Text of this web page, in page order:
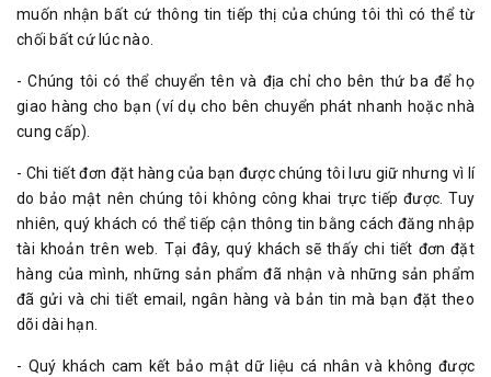
muốn nhận bất cứ thông tin tiếp thị của chúng tôi thì có thể từ
chối bất cứ lúc nào.
- Chúng tôi có thể chuyển tên và địa chỉ cho bên thứ ba để họ
giao hàng cho bạn (ví dụ cho bên chuyển phát nhanh hoặc nhà
cung cấp).
- Chi tiết đơn đặt hàng của bạn được chúng tôi lưu giữ nhưng vì lí
do bảo mật nên chúng tôi không công khai trực tiếp được. Tuy
nhiên, quý khách có thể tiếp cận thông tin bằng cách đăng nhập
tài khoản trên web. Tại đây, quý khách sẽ thấy chi tiết đơn đặt
hàng của mình, những sản phẩm đã nhận và những sản phẩm
đã gửi và chi tiết email, ngân hàng và bản tin mà bạn đặt theo
dõi dài hạn.
- Quý khách cam kết bảo mật dữ liệu cá nhân và không được